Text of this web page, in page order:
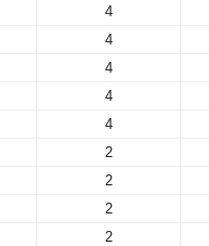
4
4
4
4
4
2
2
2
2